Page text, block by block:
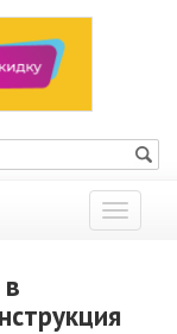
Показать
меню